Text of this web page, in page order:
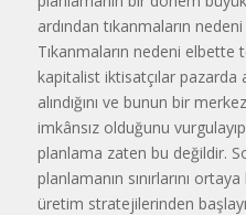
ardından tıkanmaların
Tıkanmaların nedeni elbette
kapitalist iktisatçılar pazarda
alındığını ve bunun bir
imkânsız olduğunu
planlama zaten bu değildir.
planlamanın sınırlarını
üretim stratejilerinden